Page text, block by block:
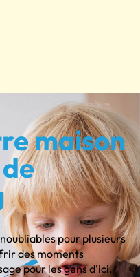
maison
pour plusieurs
des moments
pour les gens d'ici.